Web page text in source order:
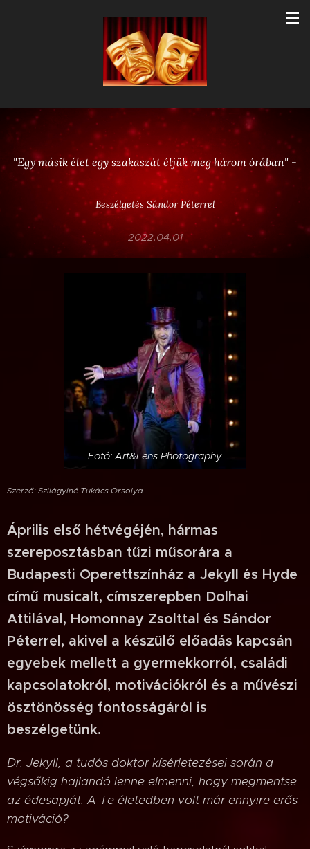
"Egy másik élet egy szakaszát éljük meg három órában" -
Beszélgetés Sándor Péterrel
2022.04.01
Fotó: Art&Lens Photography
Szerző: Szilágyiné Tukács Orsolya
Április első hétvégéjén, hármas
szereposztásban tűzi műsorára a
Budapesti Operettszínház a Jekyll és Hyde
című musicalt, címszerepben Dolhai
Attilával, Homonnay Zsolttal és Sándor
Péterrel, akivel a készülő előadás kapcsán
egyebek mellett a gyermekkorról, családi
kapcsolatokról, motivációkról és a művészi
ösztönösség fontosságáról is
beszélgetünk.
Dr. Jekyll, a tudós doktor kísérletezései során a
végsőkig hajlandó lenne elmenni, hogy megmentse
az édesapját. A Te életedben volt már ennyire erős
motiváció?